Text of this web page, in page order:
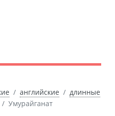
английские
длинные
Умурайганат